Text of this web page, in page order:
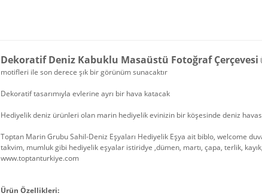
Dekoratif Deniz Kabuklu Masaüstü Fotoğraf Çerçevesi
motifleri ile son derece şık bir görünüm sunacaktır
Dekoratif tasarımıyla evlerine ayrı bir hava katacak
Hediyelik deniz ürünleri olan marin hediyelik evinizin bir köşesinde deniz
Toptan Marin Grubu Sahil-Deniz Eşyaları Hediyelik Eşya ait biblo, welcome
takvim, mumluk gibi hediyelik eşyalar istiridye ,dümen, martı, çapa, terlik,
www.toptanturkiye.com
Ürün Özellikleri: